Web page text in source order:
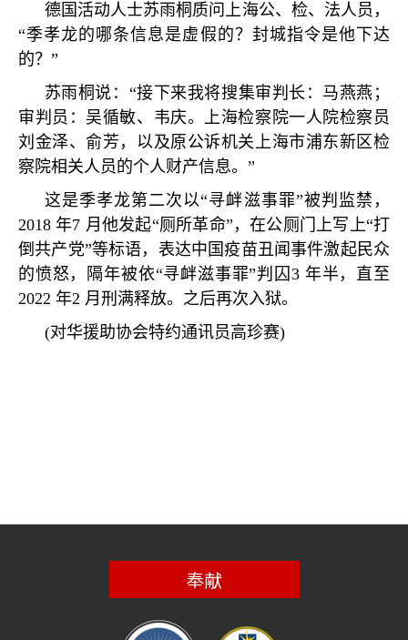
德国活动人士苏雨桐质问上海公、检、法人员，
“季孝龙的哪条信息是虚假的？封城指令是他下达
的？ ”
苏雨桐说： “接下来我将搜集审判长：马燕燕；
审判员：吴循敏、韦庆。上海检察院一人院检察员
刘金泽、俞芳，以及原公诉机关上海市浦东新区检
察院相关人员的个人财产信息。 ”
这是季孝龙第二次以“寻衅滋事罪”被判监禁，
2018年7 月他发起“厕所革命” ，在公厕门上写上“打
倒共产党”等标语，表达中国疫苗丑闻事件激起民众
的愤怒，隔年被依“寻衅滋事罪”判囚 3 年半，直至
2022 年2 月刑满释放。之后再次入狱。
(对华援助协会特约通讯员高珍赛)
奉献